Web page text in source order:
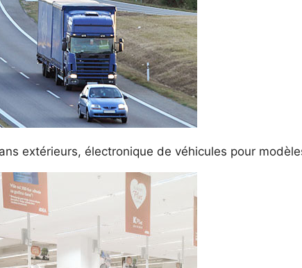
extérieurs, électronique de véhicules pour